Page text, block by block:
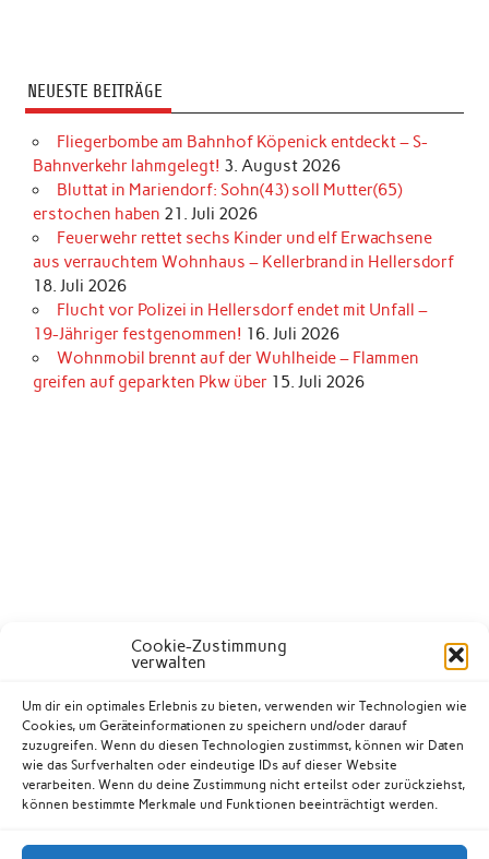
Cookie-Zustimmung
verwalten
Um dir ein optimales Erlebnis zu bieten, verwenden wir Technologien wie
Cookies, um Geräteinformationen zu speichern und/oder darauf
zuzugreifen. Wenn du diesen Technologien zustimmst, können wir Daten
wie das Surfverhalten oder eindeutige IDs auf dieser Website
verarbeiten. Wenn du deine Zustimmung nicht erteilst oder zurückziehst,
können bestimmte Merkmale und Funktionen beeinträchtigt werden.
NEUESTE BEITRÄGE
Fliegerbombe am Bahnhof Köpenick entdeckt – S-
Bahnverkehr lahmgelegt! 3. August 2026
Bluttat in Mariendorf: Sohn(43) soll Mutter(65)
erstochen haben 21. Juli 2026
Feuerwehr rettet sechs Kinder und elf Erwachsene
aus verrauchtem Wohnhaus – Kellerbrand in Hellersdorf
18. Juli 2026
Flucht vor Polizei in Hellersdorf endet mit Unfall –
19-Jähriger festgenommen! 16. Juli 2026
Wohnmobil brennt auf der Wuhlheide – Flammen
greifen auf geparkten Pkw über 15. Juli 2026